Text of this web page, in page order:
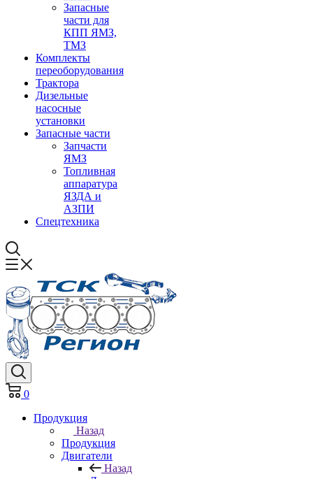
Запасные
части для
КПП ЯМЗ,
ТМЗ
Комплекты
переоборудования
Трактора
Дизельные
насосные
установки
Запасные части
Запчасти
ЯМЗ
Топливная
аппаратура
ЯЗДА и
АЗПИ
Спецтехника
0
Продукция
Назад
Продукция
Двигатели
Назад